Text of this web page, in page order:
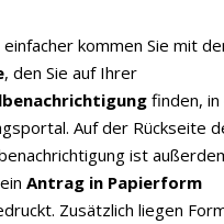
einfacher kommen Sie mit
, den Sie auf Ihrer
finden, in
Auf der Rückseite
ist
Antrag in Papierform
Zusätzlich liegen